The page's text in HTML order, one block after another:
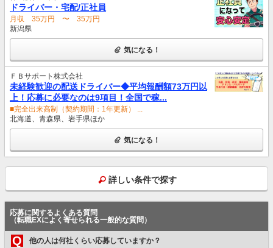
ドライバー・宅配/正社員
月収 35万円 〜 35万円
新潟県
気になる！
ＦＢサポート株式会社
未経験歓迎の配送ドライバー◆平均報酬額73万円以
上！応募に必要なのは9項目！全国で稼...
■完全出来高制（契約期間：1年更新） ...
北海道、青森県、岩手県ほか
気になる！
詳しい条件で探す
応募に関するよくある質問
（転職EXによく寄せられる一般的な質問）
Q 他の人は何社くらい応募していますか？